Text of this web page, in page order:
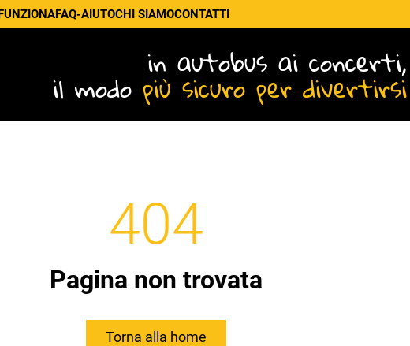
FAQ-AIUTOCHI SIAMOCONTATTI
in autobus ai concerti,
il modo più sicuro per divertirsi
404
Pagina non trovata
Torna alla home